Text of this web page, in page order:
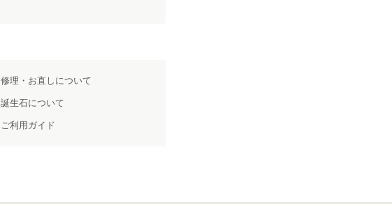
修理・お直しについて
誕生石について
ご利用ガイド